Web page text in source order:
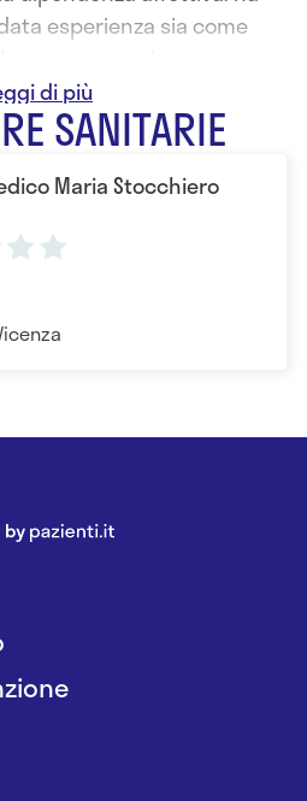
esperienza sia come
in italia che all'estero Svolgo
in lingua francese.
SANITARIE
Maria Stocchiero